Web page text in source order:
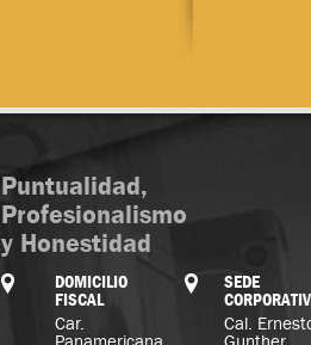
Puntualidad,
Profesionalismo
y Honestidad
DOMICILIO
FISCAL
Car.
SEDE
Cal.